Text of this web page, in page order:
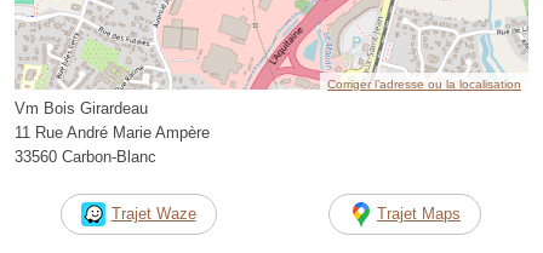
Corriger l’adresse ou la localisation
Vm Bois Girardeau
11 Rue André Marie Ampère
33560 Carbon-Blanc
Trajet Waze Trajet Maps